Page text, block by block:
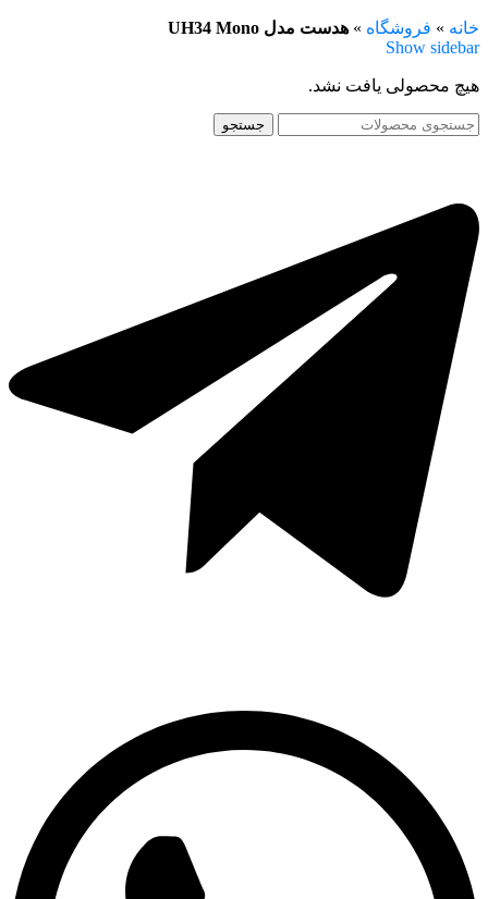
خانه » فروشگاه » هدست مدل UH34 Mono
Show sidebar
هیچ محصولی یافت نشد.
جستجو